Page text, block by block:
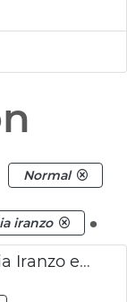
Normal
iranzo .
Exposición fotográfica Patricia Iranzo en el Museo Historia de València